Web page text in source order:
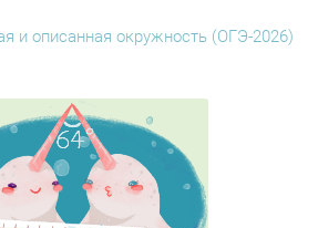
и описанная окружность (ОГЭ-2026)